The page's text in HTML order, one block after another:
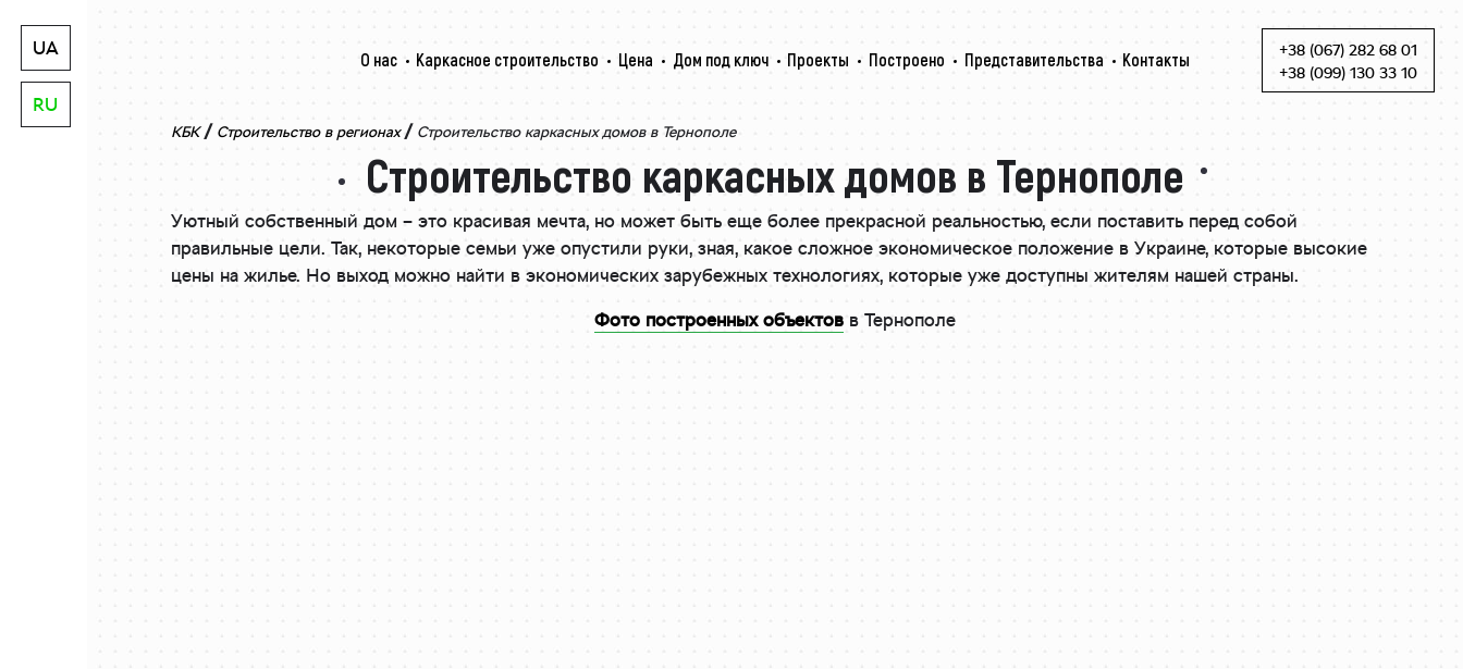
UA
RU
О нас Каркасное строительство Цена Дом под ключ Проекты Построено Представительства Контакты Skip to content
+38 (067) 282 68 01
+38 (099) 130 33 10
КБК / Строительство в регионах / Строительство каркасных домов в Тернополе
Строительство каркасных домов в Тернополе
Уютный собственный дом – это красивая мечта, но может быть еще более прекрасной реальностью, если поставить перед собой
правильные цели. Так, некоторые семьи уже опустили руки, зная, какое сложное экономическое положение в Украине, которые высокие
цены на жилье. Но выход можно найти в экономических зарубежных технологиях, которые уже доступны жителям нашей страны.
Фото построенных объектов в Тернополе